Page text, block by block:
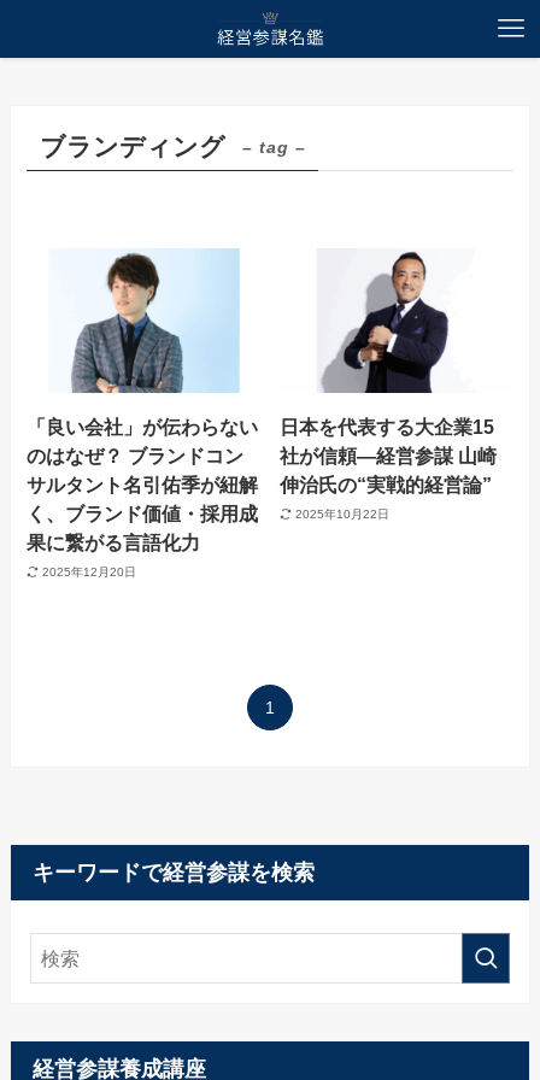
ブランディング – tag –
「良い会社」が伝わらない
のはなぜ？ ブランドコン
サルタント名引佑季が紐解
く、ブランド価値・採用成
果に繋がる言語化力
2025年12月20日
日本を代表する大企業15
社が信頼―経営参謀 山崎
伸治氏の“実戦的経営論”
2025年10月22日
1
キーワードで経営参謀を検索
経営参謀養成講座